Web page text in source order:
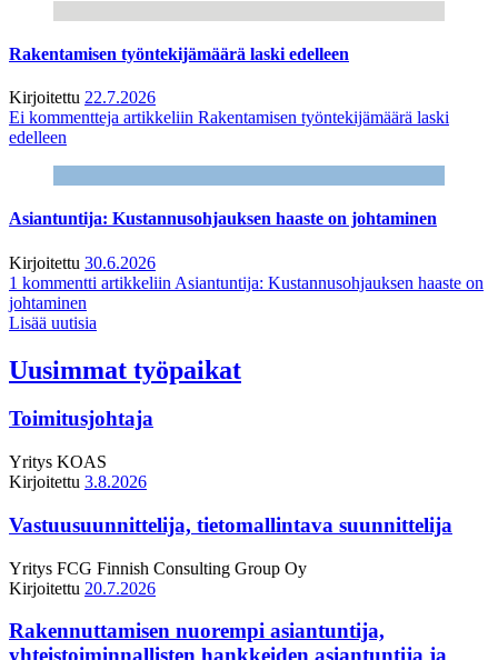
Rakentamisen työntekijämäärä laski edelleen
Kirjoitettu 22.7.2026
Ei kommentteja artikkeliin Rakentamisen työntekijämäärä laski
edelleen
Asiantuntija: Kustannusohjauksen haaste on johtaminen
Kirjoitettu 30.6.2026
1 kommentti artikkeliin Asiantuntija: Kustannusohjauksen haaste on
johtaminen
Lisää uutisia
Uusimmat työpaikat
Toimitusjohtaja
Yritys KOAS
Kirjoitettu 3.8.2026
Vastuusuunnittelija, tietomallintava suunnittelija
Yritys FCG Finnish Consulting Group Oy
Kirjoitettu 20.7.2026
Rakennuttamisen nuorempi asiantuntija,